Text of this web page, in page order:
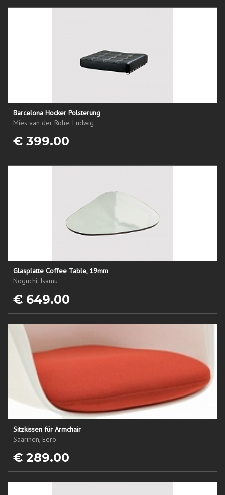
Barcelona Hocker Polsterung
Mies van der Rohe, Ludwig
€ 399.00
Glasplatte Coffee Table, 19mm
Noguchi, Isamu
€ 649.00
Sitzkissen für Armchair
Saarinen, Eero
€ 289.00